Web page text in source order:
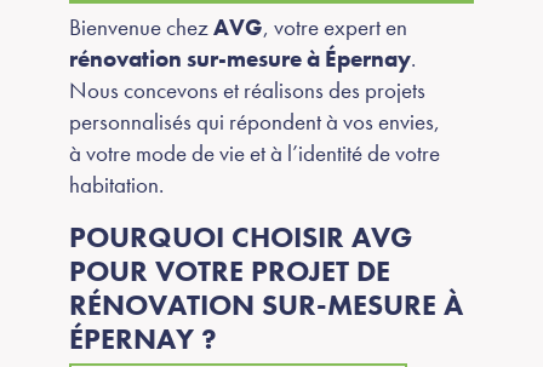
Bienvenue chezAVG, votre expert en
rénovation sur-mesure à Épernay.
Nous concevons et réalisons des projets
personnalisés qui répondent à vos envies,
à votre mode de vie et à l’identité de votre
habitation.
POURQUOI CHOISIR AVG
POUR VOTRE PROJET DE
RÉNOVATION SUR-MESURE À
ÉPERNAY ?